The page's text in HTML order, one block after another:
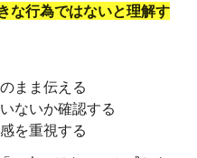
な行為ではないと理解す
まま伝える
ないか確認する
を重視する